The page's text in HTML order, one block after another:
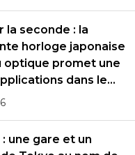
la seconde : la
horloge japonaise
optique promet une
dans le
: une gare et un